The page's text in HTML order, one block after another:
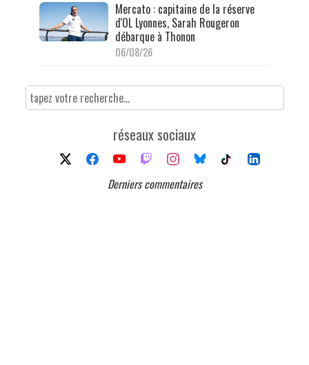
Mercato : capitaine de la réserve
d'OL Lyonnes, Sarah Rougeron
débarque à Thonon
06/08/26
réseaux sociaux
Derniers commentaires